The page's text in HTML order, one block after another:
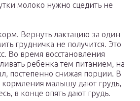
молоко нужно сцедить не
Вернуть лактацию за один
грудничка не получится. Это
Во время восстановления
ребенка тем питанием, на
постепенно снижая порции. В
кормления малышу дают грудь,
в конце опять дают грудь.